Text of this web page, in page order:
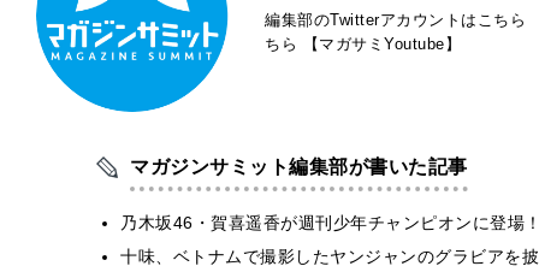
編集部のTwitterアカウントはこちら
ちら
【マガサミYoutube】
マガジンサミット編集部が書いた記事
乃木坂46・賀喜遥香が週刊少年チャンピオンに登
十味、ベトナムで撮影したヤンジャンのグラビアを